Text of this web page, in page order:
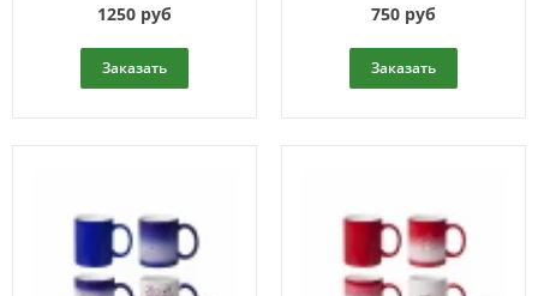
1250 руб
Заказать
750 руб
Заказать